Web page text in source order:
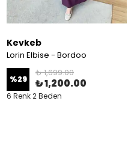
Kevkeb
Lorin Elbise - Bordoo
%29
₺ 1,699.00
₺ 1,200.00
6 Renk 2 Beden